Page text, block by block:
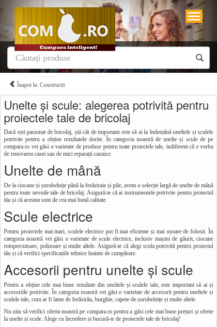
Înapoi la: Constructii
Unelte și scule: alegerea potrivită pentru
proiectele tale de bricolaj
Dacă ești pasionat de bricolaj, știi cât de important este să ai la îndemână uneltele și sculele
potrivite pentru a obține rezultatele dorite. În categoria noastră de unelte și scule de pe
compara.ro vei găsi o varietate de produse pentru toate proiectele tale, indiferent că e vorba
de renovarea casei sau de mici reparații casnice.
Unelte de mână
De la ciocane și șurubelnițe până la ferăstraie și pile, avem o selecție largă de unelte de mână
pentru toate nevoile tale de bricolaj. Asigură-te că ai instrumentele potrivite pentru proiectul
tău și că acestea sunt de cea mai bună calitate.
Scule electrice
Pentru proiectele mai mari, sculele electrice pot fi mai eficiente și mai ușoare de folosit. În
categoria noastră vei găsi o varietate de scule electrice, inclusiv mașini de găurit, ciocane
rotopercutoare, polizoare și multe altele. Asigură-te că alegi scula potrivită pentru proiectul
tău și că verifici specificațiile tehnice înainte de cumpărare.
Accesorii pentru unelte și scule
Pentru a obține cele mai bune rezultate din uneltele și sculele tale, este important să ai și
accesoriile potrivite. În categoria noastră vei găsi o varietate de accesorii pentru uneltele și
sculele tale, cum ar fi lame de ferăstrău, burghie, capete de șurubelnițe și multe altele.
Nu uita să verifici oferta noastră pe compara.ro pentru a găsi cele mai bune prețuri și oferte
la unelte și scule. Alege cu încredere și bucură-te de proiectele tale de bricolaj!